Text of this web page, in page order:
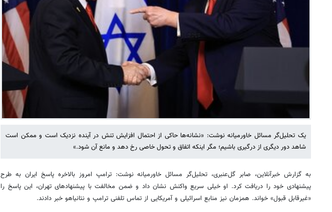
یک تحلیل‌گر مسائل خاورمیانه نوشت: «نشانه‌ها حاکی از احتمال افزایش تنش در آینده نزدیک است و ممکن است
شاهد دور دیگری از درگیری باشیم؛ مگر اینکه اتفاق و تحول خاصی رخ دهد و مانع آن شود.»
به گزارش خبرآنلاین، صابر گل‌عنبری، تحلیل‌گر مسائل خاورمیانه نوشت: ترامپ امروز بالاخره پاسخ ایران به طرح
پیشنهادی خود را دریافت کرد. او خیلی سریع واکنش نشان داد و ضمن مخالفت با پیشنهادهای تهران، این پاسخ را
«غیرقابل قبول» خواند. همزمان نیز منابع اسرائیلی و آمریکایی از تماس تلفنی ترامپ و نتانیاهو خبر دادند.